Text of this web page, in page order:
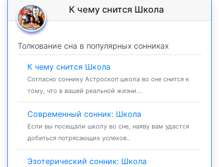
К чему снится Школа
Толкование сна в популярных сонниках
К чему снится Школа
Согласно соннику Астроскоп школа во сне снится к
тому, что в вашей реальной жизни...
Современный сонник: Школа
Если вы посещали школу во сне, наяву вам удастся
добиться потрясающих успехов..
Эзотерический сонник: Школа